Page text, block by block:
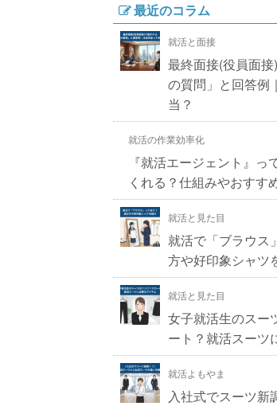
最近のコラム
就活と面接
最終面接(役員面
の質問」と回答例
当？
就活の作業効率化
『就活エージェント』っ
くれる？仕組みやおすす
就活と見た目
就活で「ブラウス
方や好印象シャツ
就活と見た目
女子就活生のスー
ート？就活スーツ
就活よもやま
入社式でスーツ新